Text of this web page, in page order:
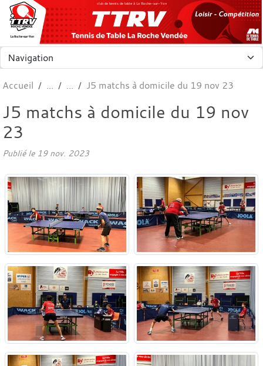
club de tennis de table à La Roche-sur-Yon
Accueil J5 matchs à domicile du 19 nov 23
J5 matchs à domicile du 19 nov
23
Publié le 19 nov. 2023
Panneau de gestion des cookies